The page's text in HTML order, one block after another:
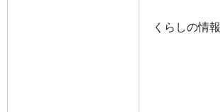
くらしの情報